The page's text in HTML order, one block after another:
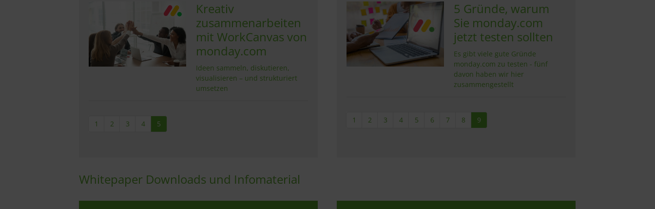
Kreativ
zusammenarbeiten
mit WorkCanvas von
monday.com
Ideen sammeln, diskutieren,
visualisieren – und strukturiert
umsetzen
1 2 3 4 5
5 Gründe, warum
Sie monday.com
jetzt testen sollten
Es gibt viele gute Gründe
monday.com zu testen - fünf
davon haben wir hier
zusammengestellt
1 2 3 4 5 6 7 8 9
Whitepaper Downloads und Infomaterial